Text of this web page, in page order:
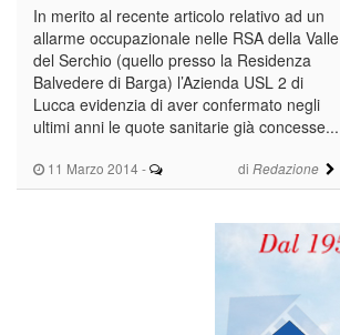
11 Marzo 2014 - di Redazione
In merito al recente articolo relativo ad un
allarme occupazionale nelle RSA della Valle
del Serchio (quello presso la Residenza
Balvedere di Barga) l’Azienda USL 2 di
Lucca evidenzia di aver confermato negli
ultimi anni le quote sanitarie già concesse...